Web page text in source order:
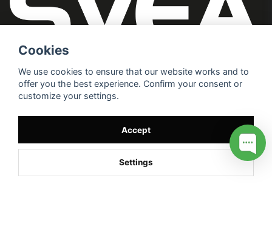
Cookies
We use cookies to ensure that our website works and to
offer you the best experience. Confirm your consent or
customize your settings.
Accept
Settings